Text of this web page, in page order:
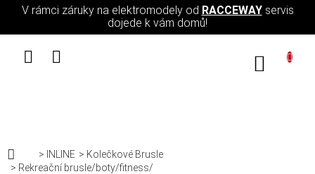
Přejít na obsah
V rámci záruky na elektromodely od RACCEWAYservis
dojede k vám domů!
DomůINLINE
Kolečkové Brusle
Rekreační brusle/boty/fitness/